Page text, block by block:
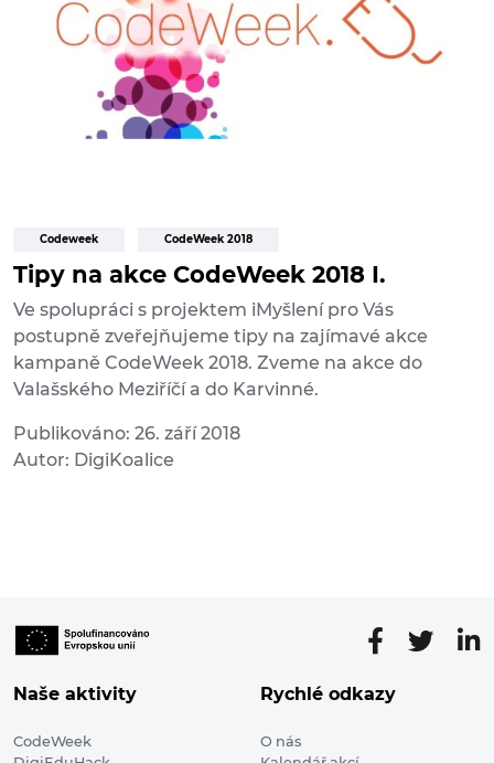
Codeweek CodeWeek 2018
Tipy na akce CodeWeek 2018 I.
Ve spolupráci s projektem iMyšlení pro Vás
postupně zveřejňujeme tipy na zajímavé akce
kampaně CodeWeek 2018. Zveme na akce do
Valašského Meziříčí a do Karvinné.
Publikováno: 26. září 2018
Autor: DigiKoalice
Naše aktivity
CodeWeek
Rychlé odkazy
O nás